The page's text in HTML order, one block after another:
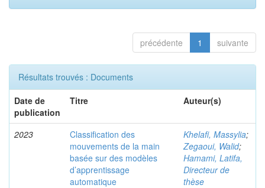
précédente 1 suivante
Résultats trouvés : Documents
Date de
publication
Titre Auteur(s)
2023
Classification des
mouvements de la main
basée sur des modèles
d’apprentissage
automatique
Khelafi, Massylia;
Zegaoui, Walid;
Hamami, Latifa,
Directeur de
thèse